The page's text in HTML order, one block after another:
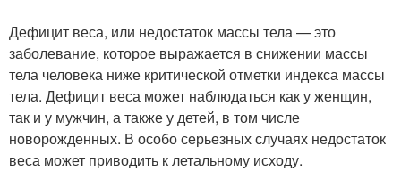
Дефицит веса, или недостаток массы тела — это
заболевание, которое выражается в снижении массы
тела человека ниже критической отметки индекса массы
тела. Дефицит веса может наблюдаться как у женщин,
так и у мужчин, а также у детей, в том числе
новорожденных. В особо серьезных случаях недостаток
веса может приводить к летальному исходу.